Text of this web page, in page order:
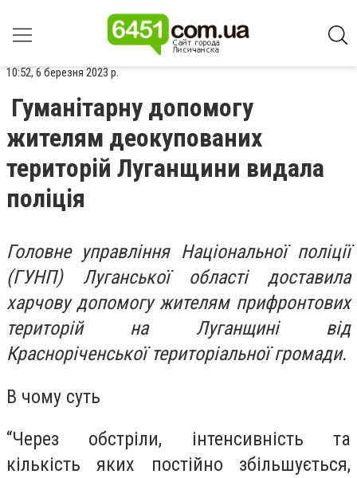
10:52, 6 березня 2023 р.
Гуманітарну допомогу
жителям деокупованих
територій Луганщини видала
поліція
Головне управління Національної поліції
(ГУНП) Луганської області доставила
харчову допомогу жителям прифронтових
територій на Луганщині від
Красноріченської територіальної громади.
В чому суть
“Через обстріли, інтенсивність та
кількість яких постійно збільшується,